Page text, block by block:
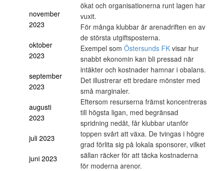
november
2023
oktober
2023
september
2023
augusti
2023
juli 2023
juni 2023
ökat och organisationerna runt lagen har
vuxit.
För många klubbar är arenadriften en av
de största utgiftsposterna.
Exempel som Östersunds FKvisar hur
snabbt ekonomin kan bli pressad när
intäkter och kostnader hamnar i obalans.
Det illustrerar ett bredare mönster med
små marginaler.
Eftersom resurserna främst koncentreras
till högsta ligan, med begränsad
spridning nedåt, får klubbar utanför
toppen svårt att växa. De tvingas i högre
grad förlita sig på lokala sponsorer, vilket
sällan räcker för att täcka kostnaderna
för moderna arenor.